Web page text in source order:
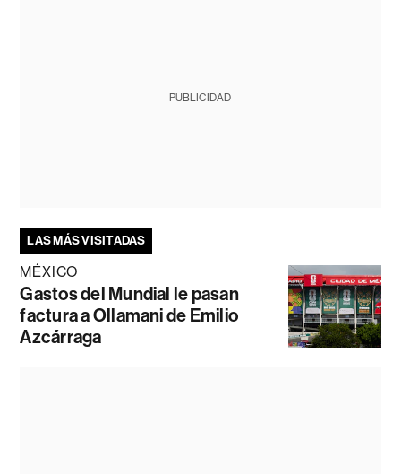
PUBLICIDAD
LAS MÁS VISITADAS
MÉXICO
Gastos del Mundial le pasan
factura a Ollamani de Emilio
Azcárraga